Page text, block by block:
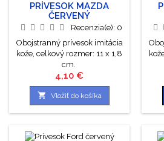
PRÍVESOK MAZDA
ČERVENÝ
Recenzia(e): 0
Obojstranný prívesok imitácia
kože, celkový rozmer: 11 x 1,8
cm.
Cena
4,10 €
 Vložiť do košíka